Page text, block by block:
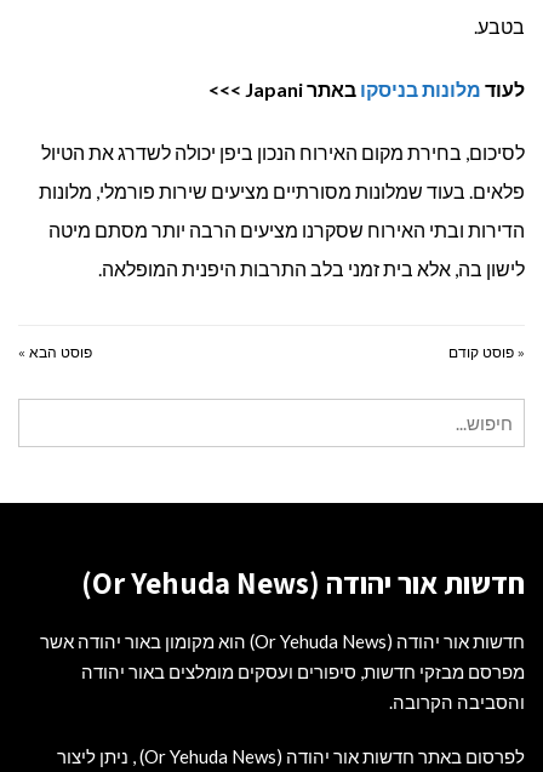
בטבע.
לעוד מלונות בניסקו באתרJapani
>>>
לסיכום, בחירת מקום האירוח הנכון ביפן יכולה לשדרג את הטיול
פלאים. בעוד שמלונות מסורתיים מציעים שירות פורמלי, מלונות
הדירות ובתי האירוח שסקרנו מציעים הרבה יותר מסתם מיטה
לישון בה, אלא בית זמני בלב התרבות היפנית המופלאה.
« פוסט קודם פוסט הבא »
עבור:
חדשות אור יהודה (Or Yehuda News)
חדשות אור יהודה (Or Yehuda News) הוא מקומון באור יהודה אשר
מפרסם מבזקי חדשות, סיפורים ועסקים מומלצים באור יהודה
והסביבה הקרובה.
לפרסום באתר חדשות אור יהודה (Or Yehuda News) , ניתן ליצור